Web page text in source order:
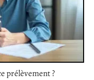
prélèvement ?